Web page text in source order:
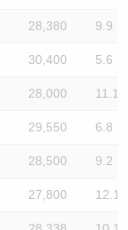
28,380 9.9
30,400 5.6
28,000 11.1
29,550 6.8
28,500 9.2
27,800 12.1